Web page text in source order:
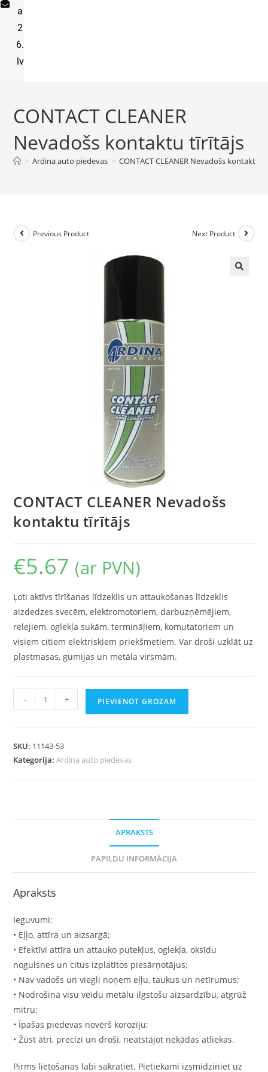
a
2
6.
lv
CONTACT CLEANER
Nevadošs kontaktu tīrītājs
> Ardina auto piedevas > CONTACT CLEANER Nevadošs kontaktu
Previous Product Next Product
CONTACT CLEANER Nevadošs
kontaktu tīrītājs
€5.67 (ar PVN)
Ļoti aktīvs tīrīšanas līdzeklis un attaukošanas līdzeklis
aizdedzes svecēm, elektromotoriem, darbuzņēmējiem,
relejiem, oglekļa sukām, termināļiem, komutatoriem un
visiem citiem elektriskiem priekšmetiem. Var droši uzklāt uz
plastmasas, gumijas un metāla virsmām.
- + PIEVIENOT GROZAM
SKU: 11143-53
Kategorija:Ardina auto piedevas
APRAKSTS
PAPILDU INFORMĀCIJA
Apraksts
Ieguvumi:
• Eļļo, attīra un aizsargā;
• Efektīvi attīra un attauko putekļus, oglekļa, oksīdu
nogulsnes un citus izplatītos piesārņotājus;
• Nav vadošs un viegli noņem eļļu, taukus un netīrumus;
• Nodrošina visu veidu metālu ilgstošu aizsardzību, atgrūž
mitru;
• Īpašas piedevas novērš koroziju;
• Žūst ātri, precīzi un droši, neatstājot nekādas atliekas.
Pirms lietošanas labi sakratiet. Pietiekami izsmidziniet uz